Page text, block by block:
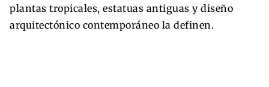
plantas tropicales, estatuas antiguas y diseño
arquitectónico contemporáneo la definen.